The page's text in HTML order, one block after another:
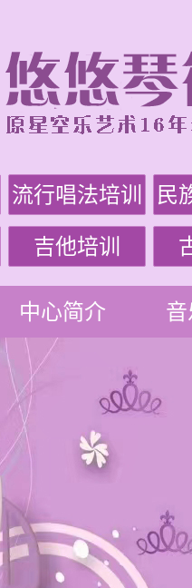
流行唱法培训 民
吉他培训
中心简介